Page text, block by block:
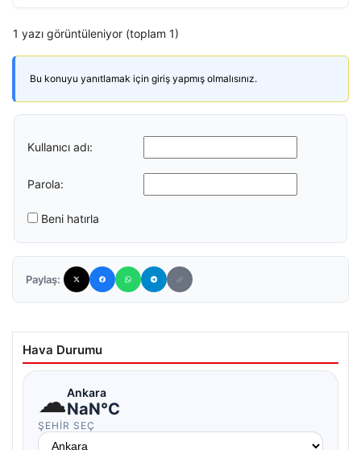
1 yazı görüntüleniyor (toplam 1)
Bu konuyu yanıtlamak için giriş yapmış olmalısınız.
Kullanıcı adı:
Parola:
Beni hatırla
Paylaş:
Hava Durumu
☁Ankara
NaN°C
ŞEHIR SEÇ